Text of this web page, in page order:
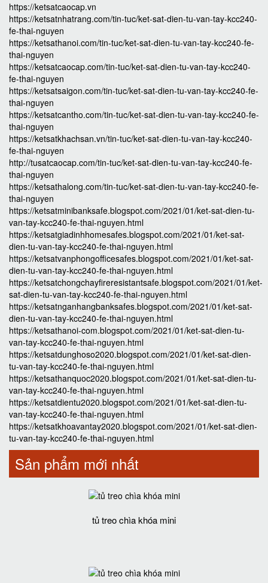
https://ketsatcaocap.vn
https://ketsatnhatrang.com/tin-tuc/ket-sat-dien-tu-van-tay-kcc240-
fe-thai-nguyen
https://ketsathanoi.com/tin-tuc/ket-sat-dien-tu-van-tay-kcc240-fe-
thai-nguyen
https://ketsatcaocap.com/tin-tuc/ket-sat-dien-tu-van-tay-kcc240-
fe-thai-nguyen
https://ketsatsaigon.com/tin-tuc/ket-sat-dien-tu-van-tay-kcc240-fe-
thai-nguyen
https://ketsatcantho.com/tin-tuc/ket-sat-dien-tu-van-tay-kcc240-fe-
thai-nguyen
https://ketsatkhachsan.vn/tin-tuc/ket-sat-dien-tu-van-tay-kcc240-
fe-thai-nguyen
http://tusatcaocap.com/tin-tuc/ket-sat-dien-tu-van-tay-kcc240-fe-
thai-nguyen
https://ketsathalong.com/tin-tuc/ket-sat-dien-tu-van-tay-kcc240-fe-
thai-nguyen
https://ketsatminibanksafe.blogspot.com/2021/01/ket-sat-dien-tu-
van-tay-kcc240-fe-thai-nguyen.html
https://ketsatgiadinhhomesafes.blogspot.com/2021/01/ket-sat-
dien-tu-van-tay-kcc240-fe-thai-nguyen.html
https://ketsatvanphongofficesafes.blogspot.com/2021/01/ket-sat-
dien-tu-van-tay-kcc240-fe-thai-nguyen.html
https://ketsatchongchayfireresistantsafe.blogspot.com/2021/01/ket-
sat-dien-tu-van-tay-kcc240-fe-thai-nguyen.html
https://ketsatnganhangbanksafes.blogspot.com/2021/01/ket-sat-
dien-tu-van-tay-kcc240-fe-thai-nguyen.html
https://ketsathanoi-com.blogspot.com/2021/01/ket-sat-dien-tu-
van-tay-kcc240-fe-thai-nguyen.html
https://ketsatdunghoso2020.blogspot.com/2021/01/ket-sat-dien-
tu-van-tay-kcc240-fe-thai-nguyen.html
https://ketsathanquoc2020.blogspot.com/2021/01/ket-sat-dien-tu-
van-tay-kcc240-fe-thai-nguyen.html
https://ketsatdientu2020.blogspot.com/2021/01/ket-sat-dien-tu-
van-tay-kcc240-fe-thai-nguyen.html
https://ketsatkhoavantay2020.blogspot.com/2021/01/ket-sat-dien-
tu-van-tay-kcc240-fe-thai-nguyen.html
Sản phẩm mới nhất
tủ treo chìa khóa mini